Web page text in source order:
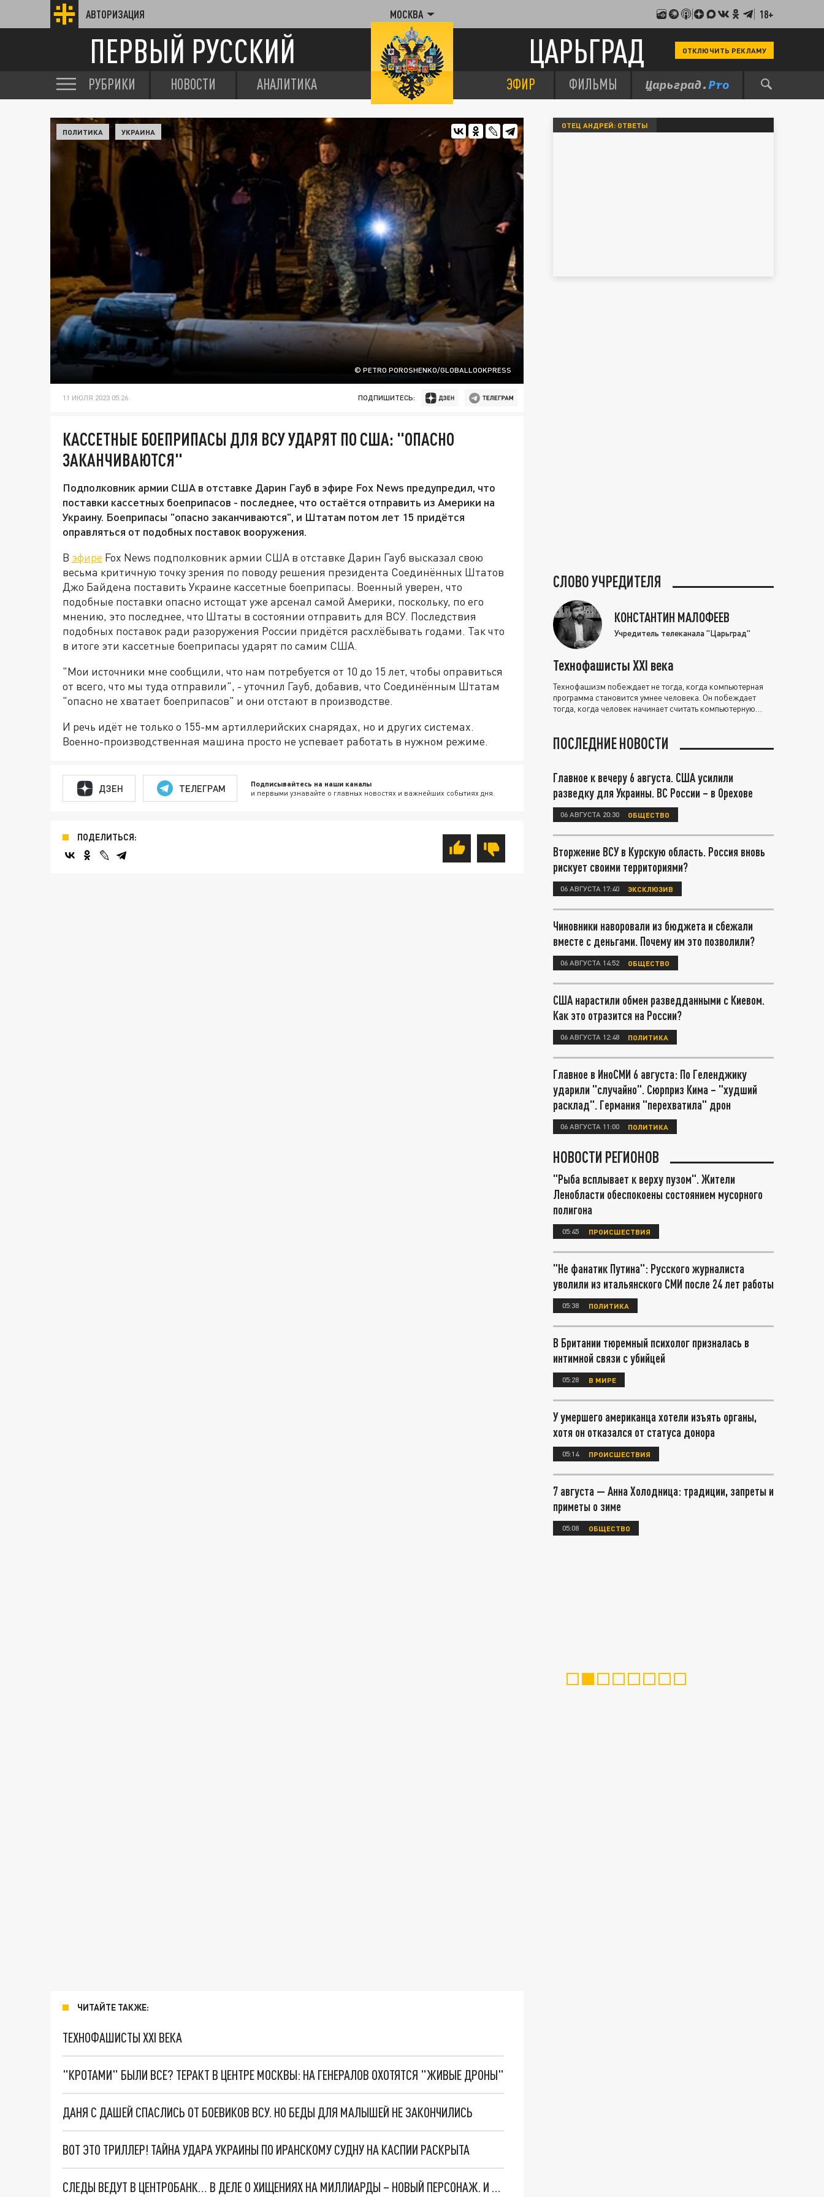
АВТОРИЗАЦИЯ МОСКВА 18+
ПЕРВЫЙ РУССКИЙ ЦАРЬГРАД ОТКЛЮЧИТЬ РЕКЛАМУ
РУБРИКИ НОВОСТИ АНАЛИТИКА ЭФИР ФИЛЬМЫ
© PETRO POROSHENKO/GLOBALLOOKPRESS
ПОЛИТИКА УКРАИНА
11 ИЮЛЯ 2023 05:26 ПОДПИШИТЕСЬ:
КАССЕТНЫЕ БОЕПРИПАСЫ ДЛЯ ВСУ УДАРЯТ ПО США: "ОПАСНО
ЗАКАНЧИВАЮТСЯ"
Подполковник армии США в отставке Дарин Гауб в эфире Fox News предупредил, что
поставки кассетных боеприпасов - последнее, что остаётся отправить из Америки на
Украину. Боеприпасы "опасно заканчиваются", и Штатам потом лет 15 придётся
оправляться от подобных поставок вооружения.
В эфире Fox News подполковник армии США в отставке Дарин Гауб высказал свою
весьма критичную точку зрения по поводу решения президента Соединённых Штатов
Джо Байдена поставить Украине кассетные боеприпасы. Военный уверен, что
подобные поставки опасно истощат уже арсенал самой Америки, поскольку, по его
мнению, это последнее, что Штаты в состоянии отправить для ВСУ. Последствия
подобных поставок ради разоружения России придётся расхлёбывать годами. Так что
в итоге эти кассетные боеприпасы ударят по самим США.
"Мои источники мне сообщили, что нам потребуется от 10 до 15 лет, чтобы оправиться
от всего, что мы туда отправили", - уточнил Гауб, добавив, что Соединённым Штатам
"опасно не хватает боеприпасов" и они отстают в производстве.
И речь идёт не только о 155-мм артиллерийских снарядах, но и других системах.
Военно-производственная машина просто не успевает работать в нужном режиме.
ДЗЕН ТЕЛЕГРАМ Подписывайтесь на наши каналы
и первыми узнавайте о главных новостях и важнейших событиях дня.
ПОДЕЛИТЬСЯ:
ЧИТАЙТЕ ТАКЖЕ:
ТЕХНОФАШИСТЫ XXI ВЕКА
"КРОТАМИ" БЫЛИ ВСЕ? ТЕРАКТ В ЦЕНТРЕ МОСКВЫ: НА ГЕНЕРАЛОВ ОХОТЯТСЯ "ЖИВЫЕ ДРОНЫ"
ДАНЯ С ДАШЕЙ СПАСЛИСЬ ОТ БОЕВИКОВ ВСУ. НО БЕДЫ ДЛЯ МАЛЫШЕЙ НЕ ЗАКОНЧИЛИСЬ
ВОТ ЭТО ТРИЛЛЕР! ТАЙНА УДАРА УКРАИНЫ ПО ИРАНСКОМУ СУДНУ НА КАСПИИ РАСКРЫТА
СЛЕДЫ ВЕДУТ В ЦЕНТРОБАНК… В ДЕЛЕ О ХИЩЕНИЯХ НА МИЛЛИАРДЫ – НОВЫЙ ПЕРСОНАЖ. И ОН УЖЕ В БЕГАХ
ОТЕЦ АНДРЕЙ: ОТВЕТЫ
СЛОВО УЧРЕДИТЕЛЯ
КОНСТАНТИН МАЛОФЕЕВ
Учредитель телеканала "Царьград"
Технофашисты XXI века
Технофашизм побеждает не тогда, когда компьютерная
программа становится умнее человека. Он побеждает
тогда, когда человек начинает считать компьютерную
ПОСЛЕДНИЕ НОВОСТИ
Главное к вечеру 6 августа. США усилили
разведку для Украины. ВС России – в Орехове
06 АВГУСТА 20:30 ОБЩЕСТВО
Вторжение ВСУ в Курскую область. Россия вновь
рискует своими территориями?
06 АВГУСТА 17:40 ЭКСКЛЮЗИВ
Чиновники наворовали из бюджета и сбежали
вместе с деньгами. Почему им это позволили?
06 АВГУСТА 14:52 ОБЩЕСТВО
США нарастили обмен разведданными с Киевом.
Как это отразится на России?
06 АВГУСТА 12:48 ПОЛИТИКА
Главное в ИноСМИ 6 августа: По Геленджику
ударили "случайно". Сюрприз Кима – "худший
расклад". Германия "перехватила" дрон
06 АВГУСТА 11:00 ПОЛИТИКА
НОВОСТИ РЕГИОНОВ
"Рыба всплывает к верху пузом". Жители
Ленобласти обеспокоены состоянием мусорного
полигона
05:45 ПРОИСШЕСТВИЯ
"Не фанатик Путина": Русского журналиста
уволили из итальянского СМИ после 24 лет работы
05:38 ПОЛИТИКА
В Британии тюремный психолог призналась в
интимной связи с убийцей
05:28 В МИРЕ
У умершего американца хотели изъять органы,
хотя он отказался от статуса донора
05:14 ПРОИСШЕСТВИЯ
7 августа — Анна Холодница: традиции, запреты и
приметы о зиме
05:08 ОБЩЕСТВО